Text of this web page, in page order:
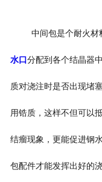
中间包是个耐火材
水口分配到各个结晶器
质对浇注时是否出现堵
用锆质，这样不但可以
结瘤现象，更能促进钢
包配件才能发挥出好的浇